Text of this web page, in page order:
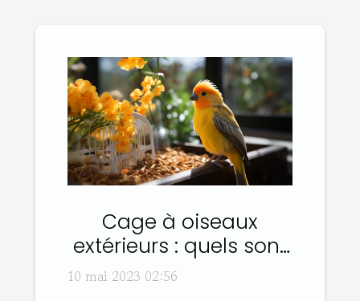
Cage à oiseaux
extérieurs : quels sont
les différents types et
10 mai 2023 02:56